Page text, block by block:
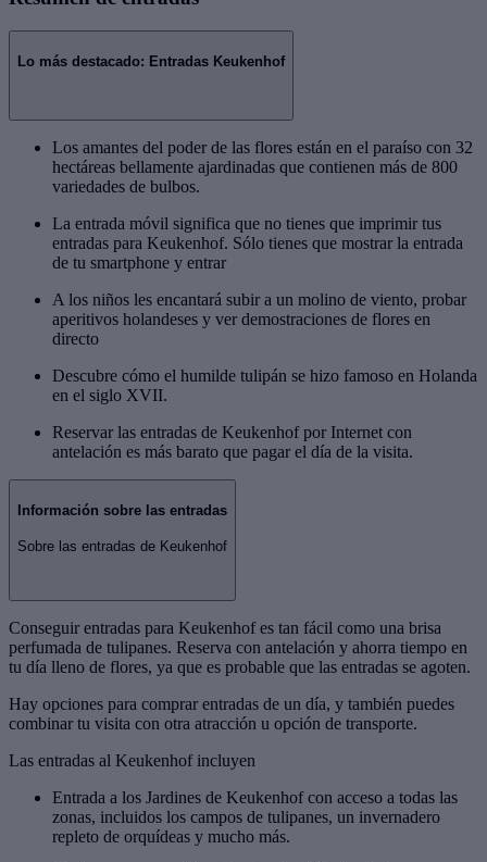
Lo más destacado: Entradas Keukenhof
Los amantes del poder de las flores están en el paraíso con 32
hectáreas bellamente ajardinadas que contienen más de 800
variedades de bulbos.
La entrada móvil significa que no tienes que imprimir tus
entradas para Keukenhof. Sólo tienes que mostrar la entrada
de tu smartphone y entrar
A los niños les encantará subir a un molino de viento, probar
aperitivos holandeses y ver demostraciones de flores en
directo
Descubre cómo el humilde tulipán se hizo famoso en Holanda
en el siglo XVII.
Reservar las entradas de Keukenhof por Internet con
antelación es más barato que pagar el día de la visita.
Información sobre las entradas
Sobre las entradas de Keukenhof
Conseguir entradas para Keukenhof es tan fácil como una brisa
perfumada de tulipanes. Reserva con antelación y ahorra tiempo en
tu día lleno de flores, ya que es probable que las entradas se agoten.
Hay opciones para comprar entradas de un día, y también puedes
combinar tu visita con otra atracción u opción de transporte.
Las entradas al Keukenhof incluyen
Entrada a los Jardines de Keukenhof con acceso a todas las
zonas, incluidos los campos de tulipanes, un invernadero
repleto de orquídeas y mucho más.